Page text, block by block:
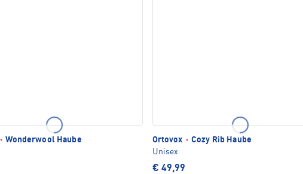
· Wonderwool Haube
Ortovox · Cozy Rib Haube
Unisex
€ 49,99